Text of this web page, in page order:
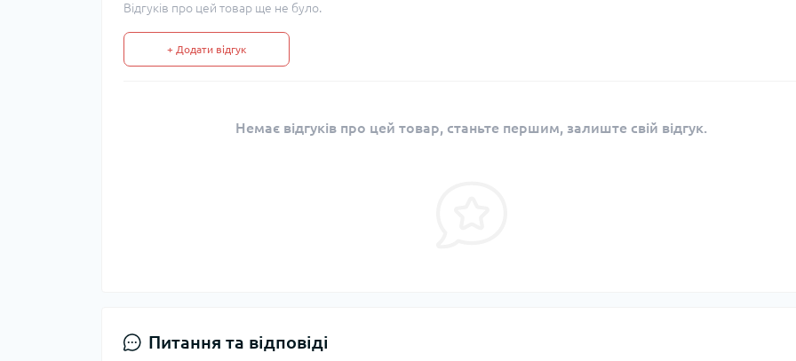
Відгуків про цей товар ще не було.
+ Додати відгук
Немає відгуків про цей товар, станьте першим, залиште свій відгук.
Питання та відповіді